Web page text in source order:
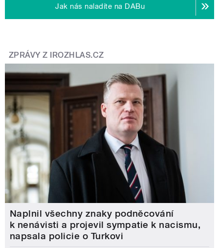
Jak nás naladíte na DABu
ZPRÁVY Z IROZHLAS.CZ
Naplnil všechny znaky podněcování
k nenávisti a projevil sympatie k nacismu,
napsala policie o Turkovi